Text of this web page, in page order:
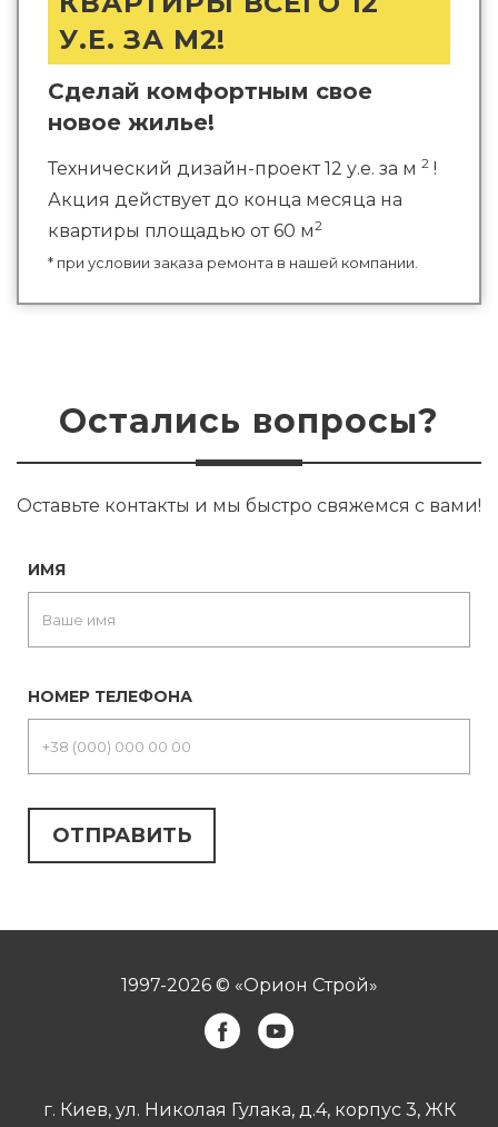
У.Е. ЗА М2!
Сделай комфортным свое
новое жилье!
Технический дизайн-проект 12 у.е. за м 2 !
Акция действует до конца месяца на
квартиры площадью от 60 м2
* при условии заказа ремонта в нашей компании.
Остались вопросы?
Оставьте контакты и мы быстро свяжемся с вами!
ИМЯ
НОМЕР ТЕЛЕФОНА
1997-2026 © «Орион Строй»
г. Киев, ул. Николая Гулака, д.4, корпус 3, ЖК